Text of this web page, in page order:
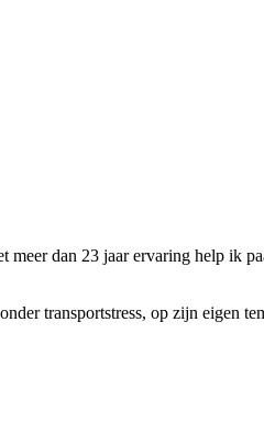
dan 23 jaar ervaring help ik
transportstress, op zijn eigen